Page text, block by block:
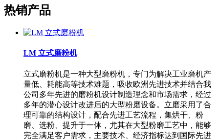
热销产品
LM 立式磨粉机
立式磨粉机是一种大型磨粉机，专门为解决工业磨机产
量低、耗能高等技术难题，吸收欧洲先进技术并结合我
公司多年先进的磨粉机设计制造理念和市场需求，经过
多年的潜心设计改进后的大型粉磨设备。立磨采用了合
理可靠的结构设计，配合先进工艺流程，集烘干、粉
磨、选粉、提升于一体，尤其在大型粉磨工艺中，能够
完全满足客户需求，主要技术、经济指标达到国际先进